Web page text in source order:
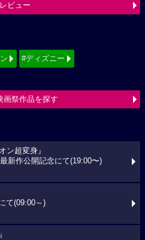
ビュー
#ディズニー
画祭作品を探す
ン超変身』
新作公開記念にて(19:00〜)
て(09:00～)